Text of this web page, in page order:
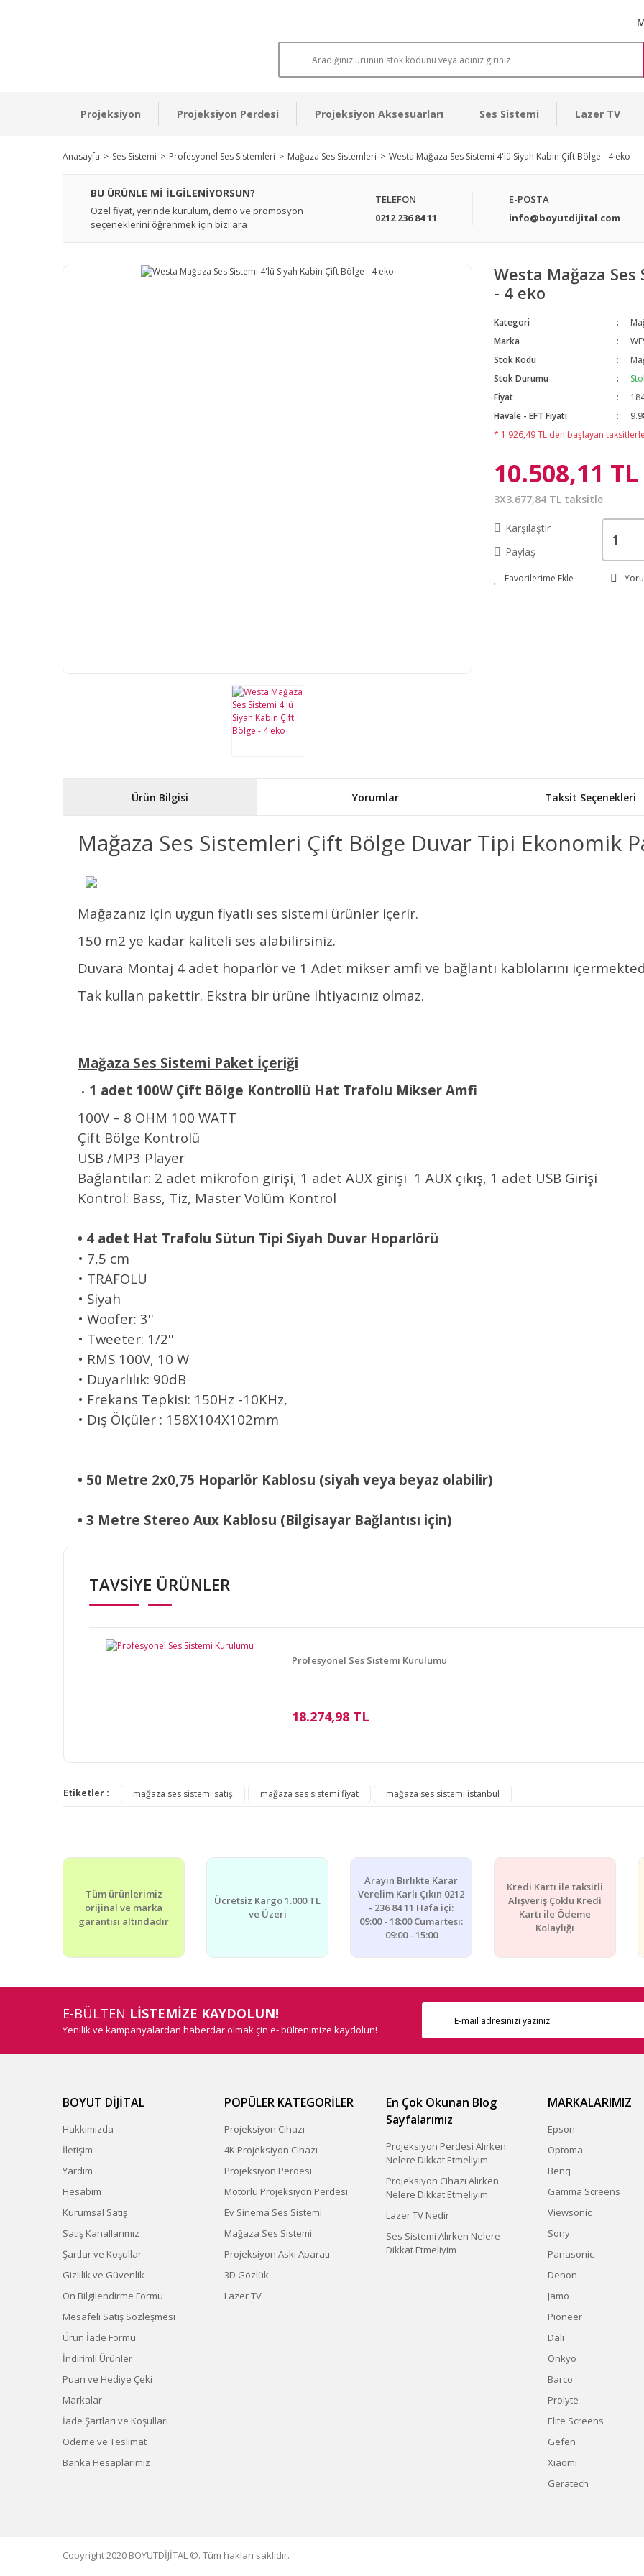
Projeksiyon Projeksiyon Perdesi Projeksiyon Aksesuarları Ses Sistemi Lazer TV
Anasayfa Ses Sistemi Profesyonel Ses Sistemleri Mağaza Ses Sistemleri Westa Mağaza Ses Sistemi 4'lü Siyah Kabin Çift Bölge - 4 eko
BU ÜRÜNLE Mİ İLGİLENİYORSUN?
Özel fiyat, yerinde kurulum, demo ve promosyon
seçeneklerini öğrenmek için bizi ara
TELEFON
0212 236 84 11
E-POSTA
info@boyutdijital.com
Westa Mağaza
- 4 eko
Kategori
Marka
Stok Kodu
Stok Durumu
Fiyat
Havale - EFT Fiyatı
* 1.926,49 TL den başlayan
10.508,11 TL
3X3.677,84 TL taksitle
Karşılaştır
Paylaş
Ürün Bilgisi Yorumlar Taksit Seçenekleri
Mağaza Ses Sistemleri Çift Bölge Duvar Tipi Ekonomik
Mağazanız için uygun fiyatlı ses sistemi ürünler içerir.
150 m2 ye kadar kaliteli ses alabilirsiniz.
Duvara Montaj 4 adet hoparlör ve 1 Adet mikser amfi ve bağlantı kablolarını
Tak kullan pakettir. Ekstra bir ürüne ihtiyacınız olmaz.
Mağaza Ses Sistemi Paket İçeriği
• 1 adet 100W Çift Bölge Kontrollü Hat Trafolu Mikser Amfi
100V – 8 OHM 100 WATT
Çift Bölge Kontrolü
USB /MP3 Player
Bağlantılar: 2 adet mikrofon girişi, 1 adet AUX girişi 1 AUX çıkış, 1 adet USB Girişi
Kontrol: Bass, Tiz, Master Volüm Kontrol
• 4 adet Hat Trafolu Sütun Tipi Siyah Duvar Hoparlörü
• 7,5 cm
• TRAFOLU
• Siyah
• Woofer: 3''
• Tweeter: 1/2''
• RMS 100V, 10 W
• Duyarlılık: 90dB
• Frekans Tepkisi: 150Hz -10KHz,
• Dış Ölçüler : 158X104X102mm
• 50 Metre 2x0,75 Hoparlör Kablosu (siyah veya beyaz olabilir)
• 3 Metre Stereo Aux Kablosu (Bilgisayar Bağlantısı için)
Ürün resmi kalitesiz, bozuk veya görüntülenemiyor.
Ürün bilgilerinde hatalar bulunuyor.
TAVSİYE ÜRÜNLER
Profesyonel Ses Sistemi Kurulumu
18.274,98 TL
Etiketler : mağaza ses sistemi satış mağaza ses sistemi fiyat mağaza ses sistemi istanbul
Tüm ürünlerimiz
orijinal ve marka
garantisi altındadır
Ücretsiz Kargo 1.000 TL
ve Üzeri
Arayın Birlikte Karar
Verelim Karlı Çıkın 0212
- 236 84 11 Hafa içi:
09:00 - 18:00 Cumartesi:
09:00 - 15:00
Kredi Kartı ile taksitli
Alışveriş Çoklu Kredi
Kartı ile Ödeme
Kolaylığı
E-BÜLTEN LİSTEMİZE KAYDOLUN!
Yenilik ve kampanyalardan haberdar olmak çin e- bültenimize kaydolun!
BOYUT DİJİTAL
Hakkımızda
İletişim
Yardım
Hesabım
Kurumsal Satış
Satış Kanallarımız
Şartlar ve Koşullar
Gizlilik ve Güvenlik
Ön Bilgilendirme Formu
Mesafeli Satış Sözleşmesi
Ürün İade Formu
İndirimli Ürünler
Puan ve Hediye Çeki
Markalar
İade Şartları ve Koşulları
Ödeme ve Teslimat
Banka Hesaplarımız
POPÜLER KATEGORİLER
Projeksiyon Cihazı
4K Projeksiyon Cihazı
Projeksiyon Perdesi
Motorlu Projeksiyon Perdesi
Ev Sinema Ses Sistemi
Mağaza Ses Sistemi
Projeksiyon Askı Aparatı
3D Gözlük
Lazer TV
En Çok Okunan Blog
Sayfalarımız
Projeksiyon Perdesi Alırken
Nelere Dikkat Etmeliyim
Projeksiyon Cihazı Alırken
Nelere Dikkat Etmeliyim
Lazer TV Nedir
Ses Sistemi Alırken Nelere
Dikkat Etmeliyim
MARKALARIMIZ
Epson
Optoma
Benq
Gamma Screens
Viewsonic
Sony
Panasonic
Denon
Jamo
Pioneer
Dali
Onkyo
Barco
Prolyte
Elite Screens
Gefen
Xiaomi
Geratech
Copyright 2020 BOYUTDİJİTAL ©. Tüm hakları saklıdır.